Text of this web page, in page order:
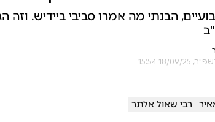
הבנתי מה אמרו סביבי ביידיש.
25 15:54
רבי שאול אלתר